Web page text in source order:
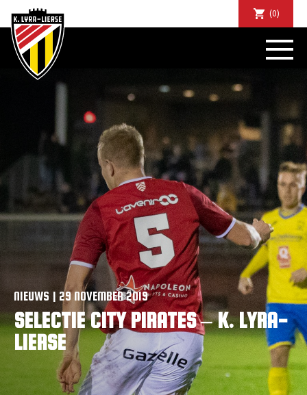
(0)
NIEUWS | 29 NOVEMBER 2019
SELECTIE CITY PIRATES – K. LYRA-
LIERSE
NIEUWS
DE CLUB
SPORTIEF
SUPPORTERS
TICKETS
ABONNEMENTEN
COMMUNITY
JEUGD
BUSINESS CLUB
MATCHDINERS
CLUBAPP
FANSHOP
FAQ
VACATURES
CONTACTEER ONS